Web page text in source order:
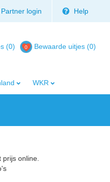
Partner login Help
(0) Bewaarde uitjes (0)
WKR
online.